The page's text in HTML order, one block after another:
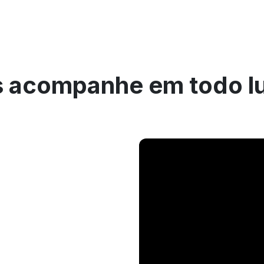
acompanhe em todo